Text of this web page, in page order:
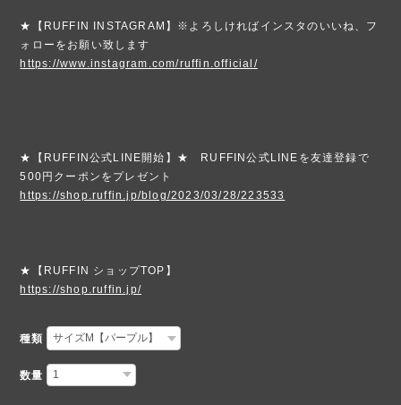
★【RUFFIN INSTAGRAM】※よろしければインスタのいいね、フ
ォローをお願い致します
https://www.instagram.com/ruffin.official/
★【RUFFIN公式LINE開始】★ RUFFIN公式LINEを友達登録で
500円クーポンをプレゼント
https://shop.ruffin.jp/blog/2023/03/28/223533
★【RUFFIN ショップTOP】
https://shop.ruffin.jp/
種類
数量